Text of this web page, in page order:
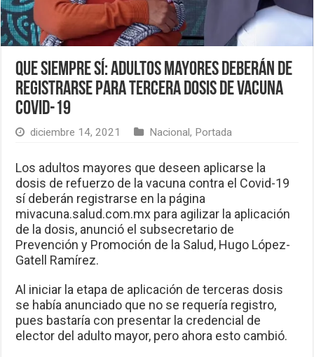
Que siempre sí: Adultos mayores deberán de
registrarse para tercera dosis de vacuna
Covid-19
diciembre 14, 2021 Nacional, Portada
Los adultos mayores que deseen aplicarse la
dosis de refuerzo de la vacuna contra el Covid-19
sí deberán registrarse en la página
mivacuna.salud.com.mx para agilizar la aplicación
de la dosis, anunció el subsecretario de
Prevención y Promoción de la Salud, Hugo López-
Gatell Ramírez.
Al iniciar la etapa de aplicación de terceras dosis
se había anunciado que no se requería registro,
pues bastaría con presentar la credencial de
elector del adulto mayor, pero ahora esto cambió.